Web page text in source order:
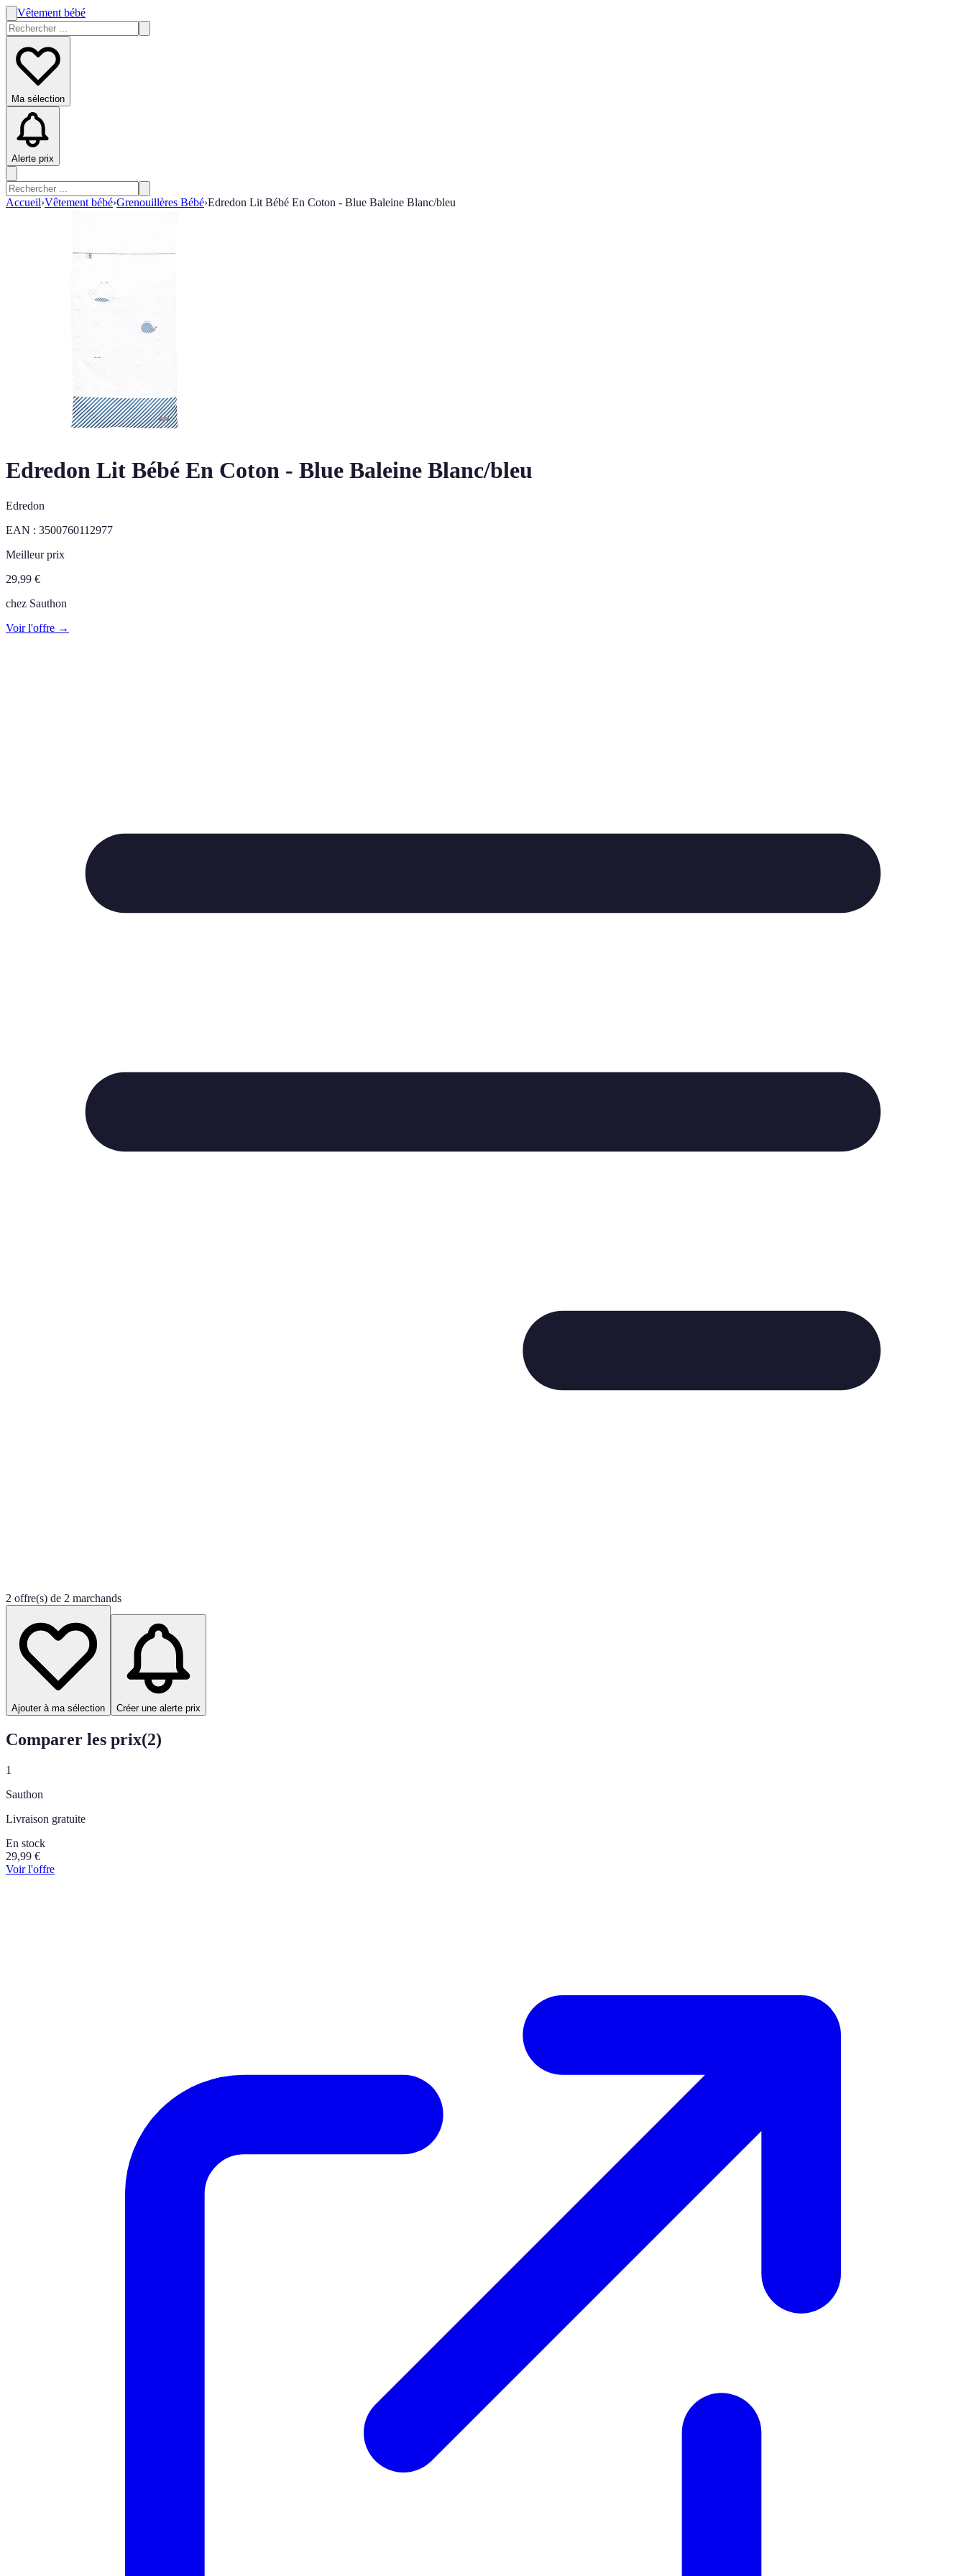
Vêtement bébé
Ma sélection
Alerte prix
Accueil›Vêtement bébé›Grenouillères Bébé›Edredon Lit Bébé En Coton - Blue Baleine Blanc/bleu
Edredon Lit Bébé En Coton - Blue Baleine Blanc/bleu
Edredon
EAN : 3500760112977
Meilleur prix
29,99 €
chez Sauthon
Voir l'offre →
2 offre(s) de 2 marchands
Ajouter à ma sélection Créer une alerte prix
Comparer les prix(2)
1
Sauthon
Livraison gratuite
En stock
29,99 €
Voir l'offre